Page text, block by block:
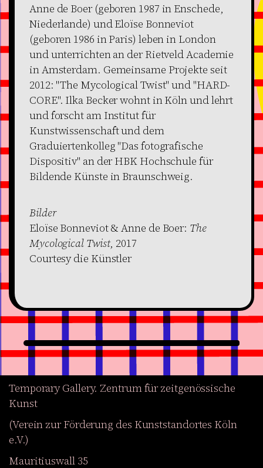
Anne de Boer (geboren 1987 in Enschede,
Niederlande) und Eloïse Bonneviot
(geboren 1986 in Paris) leben in London
und unterrichten an der Rietveld Academie
in Amsterdam. Gemeinsame Projekte seit
2012: "The Mycological Twist" und "HARD-
CORE". Ilka Becker wohnt in Köln und lehrt
und forscht am Institut für
Kunstwissenschaft und dem
Graduiertenkolleg "Das fotografische
Dispositiv" an der HBK Hochschule für
Bildende Künste in Braunschweig.
Bilder
Eloïse Bonneviot & Anne de Boer: The
Mycological Twist, 2017
Courtesy die Künstler
Temporary Gallery. Zentrum für zeitgenössische
Kunst
(Verein zur Förderung des Kunststandortes Köln
e.V.)
Mauritiuswall 35